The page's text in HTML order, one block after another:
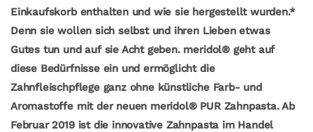
Einkaufskorb enthalten und wie sie hergestellt wurden.*
Denn sie wollen sich selbst und ihren Lieben etwas
Gutes tun und auf sie Acht geben. meridol® geht auf
diese Bedürfnisse ein und ermöglicht die
Zahnfleischpflege ganz ohne künstliche Farb- und
Aromastoffe mit der neuen meridol® PUR Zahnpasta. Ab
Februar 2019 ist die innovative Zahnpasta im Handel